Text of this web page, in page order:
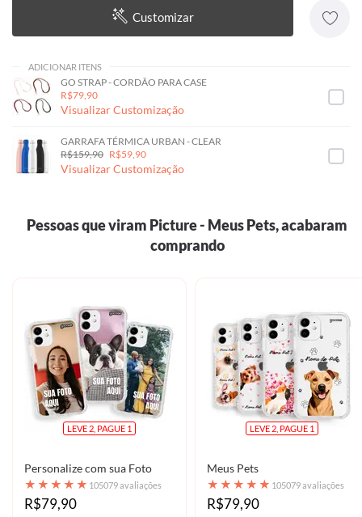
Customizar
ADICIONAR ITENS
GO STRAP - CORDÃO PARA CASE
R$79,90
Visualizar Customização
GARRAFA TÉRMICA URBAN - CLEAR
R$159,90 R$59,90
Visualizar Customização
Pessoas que viram Picture - Meus Pets, acabaram
comprando
LEVE 2, PAGUE 1
Personalize com sua Foto
★ ★ ★ ★ ★ 105079 avaliações
R$79,90
LEVE 2, PAGUE 1
Meus Pets
★ ★ ★ ★ ★ 105079 avaliações
R$79,90